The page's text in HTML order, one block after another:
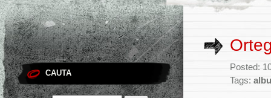
CAUTA
Posted:
Tags: